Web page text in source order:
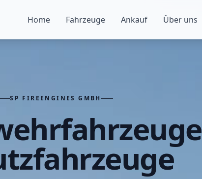
Home Fahrzeuge Ankauf Über uns
SP FIREENGINES GMBH